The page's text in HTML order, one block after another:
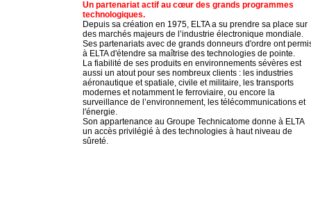
Un partenariat actif au cœur des grands programmes
technologiques.
Depuis sa création en 1975, ELTA a su prendre sa place sur
des marchés majeurs de l’industrie électronique mondiale.
Ses partenariats avec de grands donneurs d'ordre ont
à ELTA d'étendre sa maîtrise des technologies de pointe.
La fiabilité de ses produits en environnements sévères est
aussi un atout pour ses nombreux clients : les industries
aéronautique et spatiale, civile et militaire, les transports
modernes et notamment le ferroviaire, ou encore la
surveillance de l’environnement, les télécommunications et
l'énergie.
Son appartenance au Groupe Technicatome donne à ELTA
un accès privilégié à des technologies à haut niveau de
sûreté.